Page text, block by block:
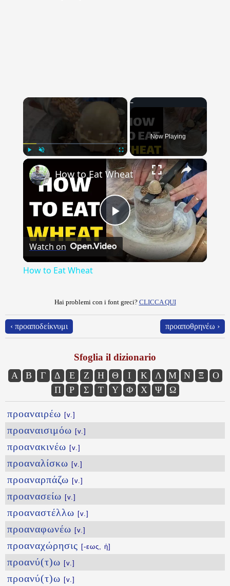
×
Fullscreen
Now Playing
×
Play
Video
How to Eat Wheat
Watch on
How to Eat Wheat
Hai problemi con i font greci? CLICCA QUI
‹ προαποδείκνυμι προαποθρηνέω ›
Sfoglia il dizionario
Α Β Γ Δ Ε Ζ Η Θ Ι Κ Λ Μ Ν Ξ
Ο
Π
Ρ Σ Τ Υ Φ Χ Ψ Ω
προαναιρέω [v.]
προαναισιμόω [v.]
προανακινέω [v.]
προαναλίσκω [v.]
προαναρπάζω [v.]
προανασείω [v.]
προαναστέλλω [v.]
προαναφωνέω [v.]
προαναχώρησις [-εως, ἡ]
προανύ(τ)ω [v.]
προανύ(τ)ω [v.]